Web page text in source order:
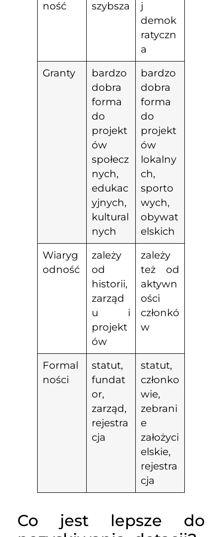
ność szybsza
j
demok
ratyczn
a
Granty
bardzo
dobra
forma
do
projekt
ów
społecz
nych,
edukac
yjnych,
kultural
nych
bardzo
dobra
forma
do
projekt
ów
lokalny
ch,
sporto
wych,
obywat
elskich
Wiaryg
odność
zależy
od
historii,
zarząd
u i
projekt
ów
zależy
też od
aktywn
ości
członkó
w
Formal
ności
statut,
fundat
or,
zarząd,
rejestra
cja
statut,
członko
wie,
zebrani
e
założyci
elskie,
rejestra
cja
Co jest lepsze do